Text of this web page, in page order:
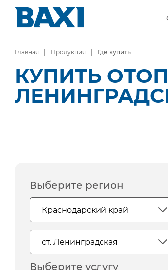
Главная Продукция Где купить
КУПИТЬ
Выберите регион
Выберите услугу